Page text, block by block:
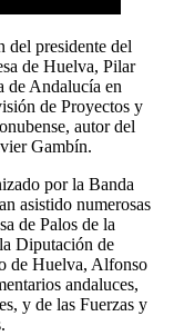
del presidente del
de Huelva, Pilar
de Andalucía en
de Proyectos y
autor del
Gambín.
por la Banda
asistido numerosas
de Palos de la
Diputación de
de Huelva, Alfonso
andaluces,
y de las Fuerzas y